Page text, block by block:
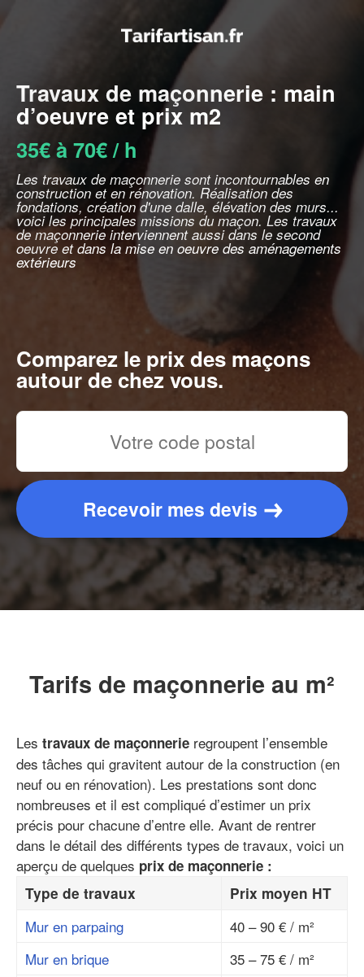
Travaux de maçonnerie : main
d’oeuvre et prix m2
35€ à 70€ / h
Les travaux de maçonnerie sont incontournables en
construction et en rénovation. Réalisation des
fondations, création d'une dalle, élévation des murs...
voici les principales missions du maçon. Les travaux
de maçonnerie interviennent aussi dans le second
oeuvre et dans la mise en oeuvre des aménagements
extérieurs
Comparez le prix des maçons
autour de chez vous.
Recevoir mes devis
Tarifs de maçonnerie au m²
Les travaux de maçonnerie regroupent l’ensemble
des tâches qui gravitent autour de la construction (en
neuf ou en rénovation). Les prestations sont donc
nombreuses et il est compliqué d’estimer un prix
précis pour chacune d’entre elle. Avant de rentrer
dans le détail des différents types de travaux, voici un
aperçu de quelques prix de maçonnerie :
Type de travaux
Prix moyen HT
Mur en parpaing
40 – 90 € / m²
Mur en brique
35 – 75 € / m²